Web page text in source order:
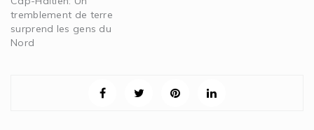
tremblement de terre
surprend les gens du
Nord